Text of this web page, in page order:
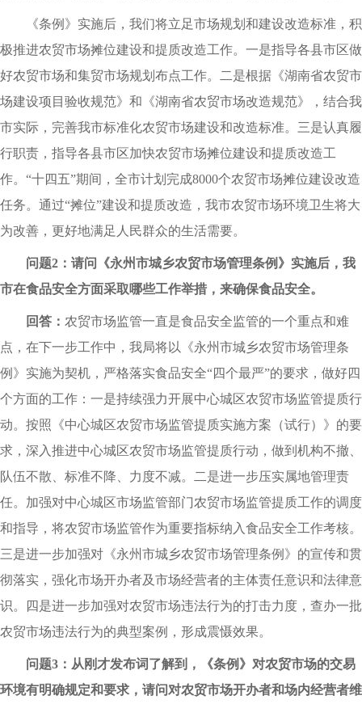
《条例》实施后，我们将立足市场规划和建设改造标准，积
极推进农贸市场摊位建设和提质改造工作。一是指导各县市区做
好农贸市场和集贸市场规划布点工作。二是根据《湖南省农贸市
场建设项目验收规范》和《湖南省农贸市场改造规范》，结合我
市实际，完善我市标准化农贸市场建设和改造标准。三是认真履
行职责，指导各县市区加快农贸市场摊位建设和提质改造工
作。“十四五”期间，全市计划完成8000个农贸市场摊位建设改造
任务。通过“摊位”建设和提质改造，我市农贸市场环境卫生将大
为改善，更好地满足人民群众的生活需要。
问题2：请问《永州市城乡农贸市场管理条例》实施后，我
市在食品安全方面采取哪些工作举措，来确保食品安全。
回答： 农贸市场监管一直是食品安全监管的一个重点和难
点，在下一步工作中，我局将以《永州市城乡农贸市场管理条
例》实施为契机，严格落实食品安全“四个最严”的要求，做好四
个方面的工作：一是持续强力开展中心城区农贸市场监管提质行
动。按照《中心城区农贸市场监管提质实施方案（试行）》的要
求，深入推进中心城区农贸市场监管提质行动，做到机构不撤、
队伍不散、标准不降、力度不减。二是进一步压实属地管理责
任。加强对中心城区市场监管部门农贸市场监管提质工作的调度
和指导，将农贸市场监管作为重要指标纳入食品安全工作考核。
三是进一步加强对《永州市城乡农贸市场管理条例》的宣传和贯
彻落实，强化市场开办者及市场经营者的主体责任意识和法律意
识。四是进一步加强对农贸市场违法行为的打击力度，查办一批
农贸市场违法行为的典型案例，形成震慑效果。
问题3：从刚才发布词了解到，《条例》对农贸市场的交易
环境有明确规定和要求，请问对农贸市场开办者和场内经营者维